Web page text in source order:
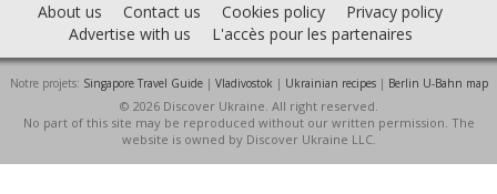
About us Contact us Cookies policy
Privacy policy
Advertise with us
L'accès pour les partenaires
Notre projets: Singapore Travel Guide| Vladivostok | Ukrainian recipes| Berlin U-Bahn map
© 2026 Discover Ukraine. All right reserved.
No part of this site may be reproduced without our written permission. The
website is owned by Discover Ukraine LLC.